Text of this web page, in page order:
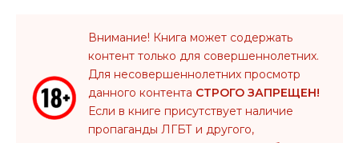
Внимание! Книга может содержать
контент только для совершеннолетних.
Для несовершеннолетних просмотр
данного контента СТРОГО ЗАПРЕЩЕН!
Если в книге присутствует наличие
пропаганды ЛГБТ и другого,